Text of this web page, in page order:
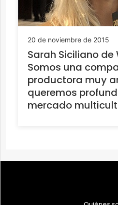
20 de noviembre de 2015
Sarah Siciliano de
Somos una
productora muy
queremos
mercado